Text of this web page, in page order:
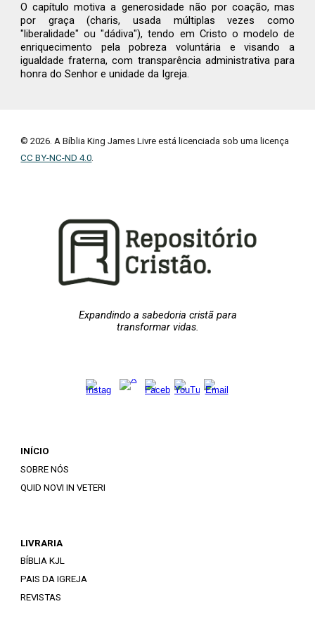
O capítulo motiva a generosidade não por coação, mas
por graça (charis, usada múltiplas vezes como
"liberalidade" ou "dádiva"), tendo em Cristo o modelo de
enriquecimento pela pobreza voluntária e visando a
igualdade fraterna, com transparência administrativa para
honra do Senhor e unidade da Igreja.
© 2026. A Bíblia King James Livre está licenciada sob uma licença
CC BY-NC-ND 4.0.
Expandindo a sabedoria cristã para
transformar vidas.
INÍCIO
SOBRE NÓS
QUID NOVI IN VETERI
LIVRARIA
BÍBLIA KJL
PAIS DA IGREJA
REVISTAS